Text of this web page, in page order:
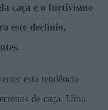
caça e o furtivismo
este declínio,
esta tendência
de caça. Uma